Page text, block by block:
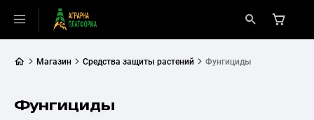
Магазин Средства защиты растений Фунгициды
Фунгициды